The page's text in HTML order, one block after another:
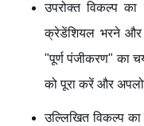
उपरोक्त विकल्प
क्रेडेंशियल भरने और
"पूर्ण पंजीकरण" का
को पूरा करें और
उल्लिखित विकल्प